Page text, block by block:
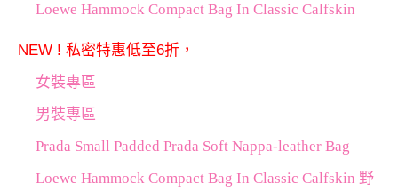
Loewe Hammock Compact Bag In Classic Calfskin
NEW ! 私密特惠低至6折，
女裝專區
男裝專區
Prada Small Padded Prada Soft Nappa-leather Bag
Loewe Hammock Compact Bag In Classic Calfskin 野